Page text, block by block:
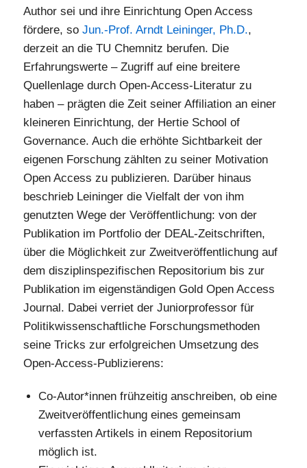
Author sei und ihre Einrichtung Open Access
fördere, soJun.-Prof. Arndt Leininger, Ph.D.,
derzeit an die TU Chemnitz berufen. Die
Erfahrungswerte – Zugriff auf eine breitere
Quellenlage durch Open-Access-Literatur zu
haben – prägten die Zeit seiner Affiliation an einer
kleineren Einrichtung, der Hertie School of
Governance. Auch die erhöhte Sichtbarkeit der
eigenen Forschung zählten zu seiner Motivation
Open Access zu publizieren. Darüber hinaus
beschrieb Leininger die Vielfalt der von ihm
genutzten Wege der Veröffentlichung: von der
Publikation im Portfolio der DEAL-Zeitschriften,
über die Möglichkeit zur Zweitveröffentlichung auf
dem disziplinspezifischen Repositorium bis zur
Publikation im eigenständigen Gold Open Access
Journal. Dabei verriet der Juniorprofessor für
Politikwissenschaftliche Forschungsmethoden
seine Tricks zur erfolgreichen Umsetzung des
Open-Access-Publizierens:
Co-Autor*innen frühzeitig anschreiben, ob eine
Zweitveröffentlichung eines gemeinsam
verfassten Artikels in einem Repositorium
möglich ist.